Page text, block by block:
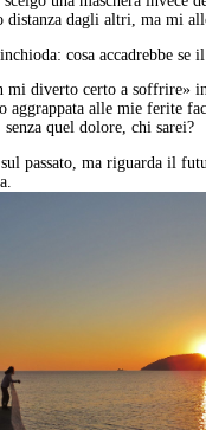
distanza dagli altri, ma mi
cosa accadrebbe se
mi diverto certo a soffrire»
aggrappata alle mie ferite
quel dolore, chi sarei?
sul passato, ma riguarda il